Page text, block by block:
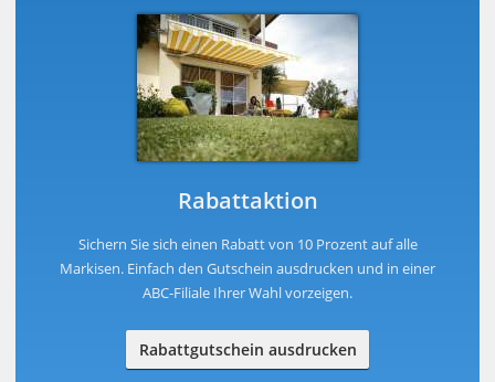
STANDORTE
SERVICE
Rabattaktion
Sichern Sie sich einen Rabatt von 10 Prozent auf alle
Markisen. Einfach den Gutschein ausdrucken und in einer
ABC-Filiale Ihrer Wahl vorzeigen.
Rabattgutschein ausdrucken